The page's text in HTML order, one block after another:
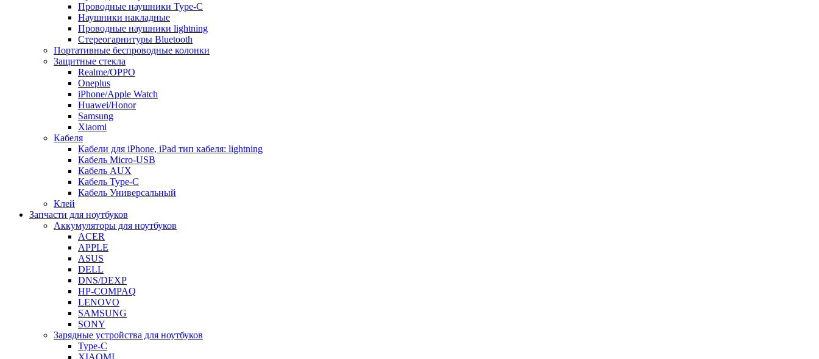
Проводные наушники Type-C
Наушники накладные
Проводные наушники lightning
Стереогарнитуры Bluetooth
Портативные беспроводные колонки
Защитные стекла
Realme/OPPO
Oneplus
iPhone/Apple Watch
Huawei/Honor
Samsung
Xiaomi
Кабеля
Кабели для iPhone, iPad тип кабеля: lightning
Кабель Micro-USB
Кабель AUX
Кабель Type-C
Кабель Универсальный
Клей
Запчасти для ноутбуков
Аккумуляторы для ноутбуков
ACER
APPLE
ASUS
DELL
DNS/DEXP
HP-COMPAQ
LENOVO
SAMSUNG
SONY
Зарядные устройства для ноутбуков
Type-C
XIAOMI